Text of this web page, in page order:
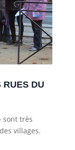
RUES DU
sont très
villages.